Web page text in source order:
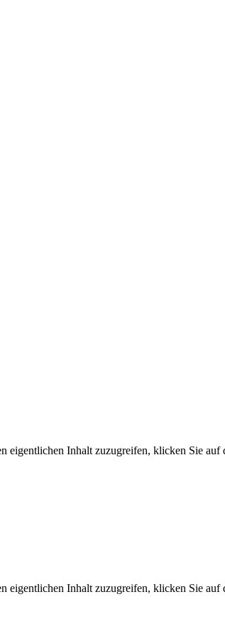
eigentlichen Inhalt zuzugreifen, klicken Sie auf
eigentlichen Inhalt zuzugreifen, klicken Sie auf